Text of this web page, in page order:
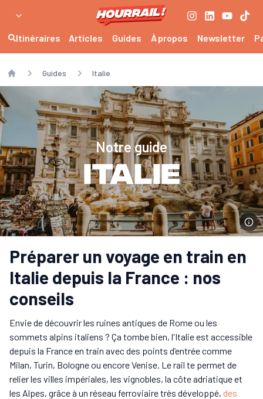
Itinéraires Articles Guides À propos Newsletter
Home
Guides Italie
Notre guide
Italie
Préparer un voyage en train en
Italie depuis la France : nos
conseils
Envie de découvrir les ruines antiques de Rome ou les
sommets alpins italiens ? Ça tombe bien, l'Italie est accessible
depuis la France en train avec des points d’entrée comme
Milan, Turin, Bologne ou encore Venise. Le rail te permet de
relier les villes impériales, les vignobles, la côte adriatique et
les Alpes, grâce à un réseau ferroviaire très développé, des